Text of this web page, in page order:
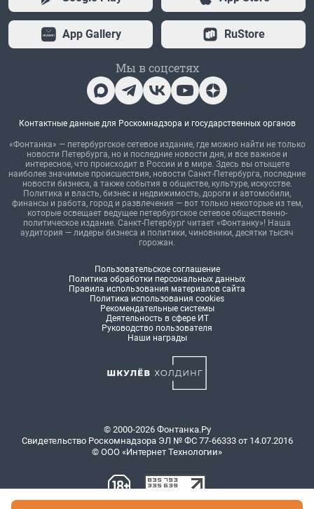
App Gallery RuStore
Мы в соцсетях
Контактные данные для Роскомнадзора и государственных органов
«Фонтанка» — петербургское сетевое издание, где можно найти не только
новости Петербурга, но и последние новости дня, и все важное и
интересное, что происходит в России и в мире. Здесь вы отыщете
наиболее значимые происшествия, новости Санкт-Петербурга, последние
новости бизнеса, а также события в обществе, культуре, искусстве.
Политика и власть, бизнес и недвижимость, дороги и автомобили,
финансы и работа, город и развлечения — вот только некоторые из тем,
которые освещает ведущее петербургское сетевое общественно-
политическое издание. Санкт-Петербург читает «Фонтанку»! Наша
аудитория — лидеры бизнеса и политики, чиновники, десятки тысяч
горожан.
Пользовательское соглашение
Политика обработки персональных данных
Правила использования материалов сайта
Политика использования cookies
Рекомендательные системы
Деятельность в сфере ИТ
Руководство пользователя
Наши награды
© 2000-2026 Фонтанка.Ру
Свидетельство Роскомнадзора ЭЛ № ФС 77-66333 от 14.07.2016
© ООО «Интернет Технологии»